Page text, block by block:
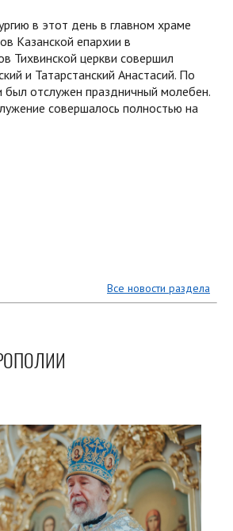
в этот день в главном храме
Казанской епархии в
Тихвинской церкви совершил
и Татарстанский Анастасий. По
был отслужен праздничный молебен.
совершалось полностью на
Все новости раздела